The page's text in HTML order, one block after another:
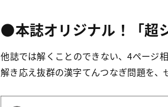
●本誌オリジナル！「超
他誌では解くことのできない、4ページ
解き応え抜群の漢字てんつなぎ問題を、